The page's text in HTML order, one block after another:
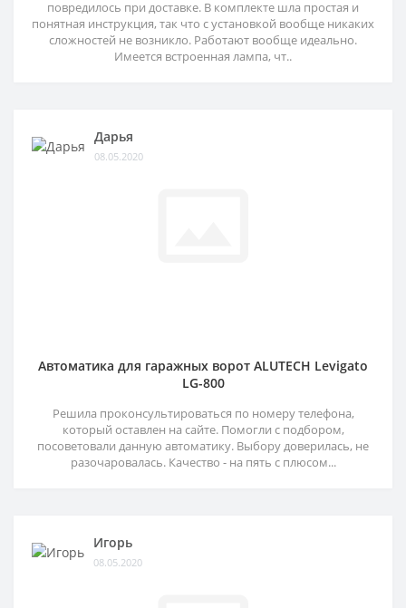
повредилось при доставке. В комплекте шла простая и
понятная инструкция, так что с установкой вообще никаких
сложностей не возникло. Работают вообще идеально.
Имеется встроенная лампа, чт..
Дарья
08.05.2020
Автоматика для гаражных ворот ALUTECH Levigato
LG-800
Решила проконсультироваться по номеру телефона,
который оставлен на сайте. Помогли с подбором,
посоветовали данную автоматику. Выбору доверилась, не
разочаровалась. Качество - на пять с плюсом...
Игорь
08.05.2020